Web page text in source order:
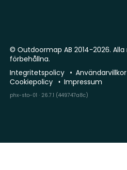
© Outdoormap AB 2014-2026.
förbehållna.
Integritetspolicy
Användarvillkor
Cookiepolicy
Impressum
phx-sto-01 · 26.7.1 (449747a8c)